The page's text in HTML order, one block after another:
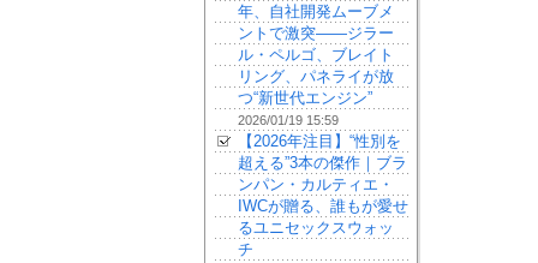
年、自社開発ムーブメ
ントで激突——ジラー
ル・ペルゴ、ブレイト
リング、パネライが放
つ“新世代エンジン”
2026/01/19 15:59
【2026年注目】“性別を
超える”3本の傑作｜ブラ
ンパン・カルティエ・
IWCが贈る、誰もが愛せ
るユニセックスウォッ
チ